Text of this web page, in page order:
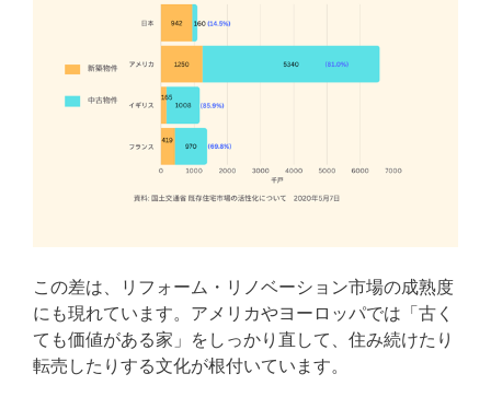
この差は、リフォーム・リノベーション市場の成熟度
にも現れています。アメリカやヨーロッパでは「古く
ても価値がある家」をしっかり直して、住み続けたり
転売したりする文化が根付いています。